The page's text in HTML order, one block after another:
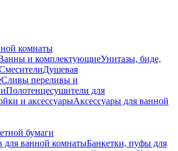
комнаты
и комплектующиеУнитазы, биде,
Душевая
Сливы переливы и
Полотенцесушители для
и аксессуарыАксессуары для ванной
бумаги
для ванной комнатыБанкетки, пуфы для